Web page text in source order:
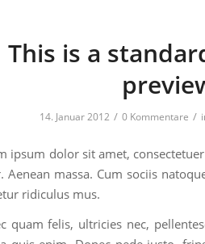
This is a
14. Januar 2012 / 0 Kommentare /
ipsum dolor sit amet,
Aenean massa. Cum sociis
ridiculus mus.
quam felis, ultricies nec,